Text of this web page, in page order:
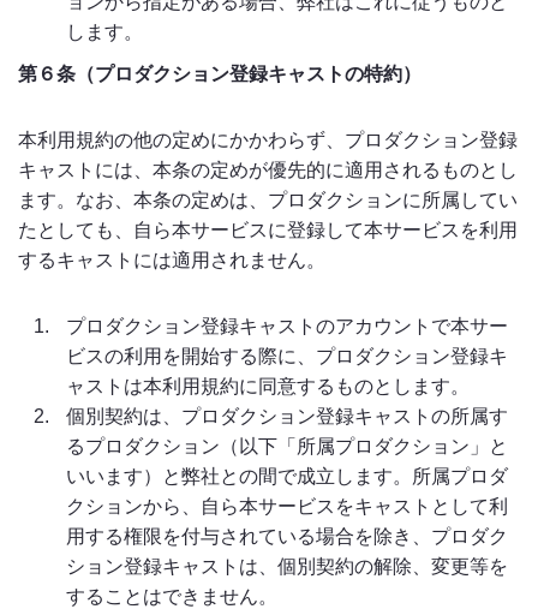
します。
第６条（プロダクション登録キャストの特約）
本利用規約の他の定めにかかわらず、プロダクション登録
キャストには、本条の定めが優先的に適用されるものとし
ます。なお、本条の定めは、プロダクションに所属してい
たとしても、自ら本サービスに登録して本サービスを利用
するキャストには適用されません。
プロダクション登録キャストのアカウントで本サー
ビスの利用を開始する際に、プロダクション登録キ
ャストは本利用規約に同意するものとします。
個別契約は、プロダクション登録キャストの所属す
るプロダクション（以下「所属プロダクション」と
いいます）と弊社との間で成立します。所属プロダ
クションから、自ら本サービスをキャストとして利
用する権限を付与されている場合を除き、プロダク
ション登録キャストは、個別契約の解除、変更等を
することはできません。